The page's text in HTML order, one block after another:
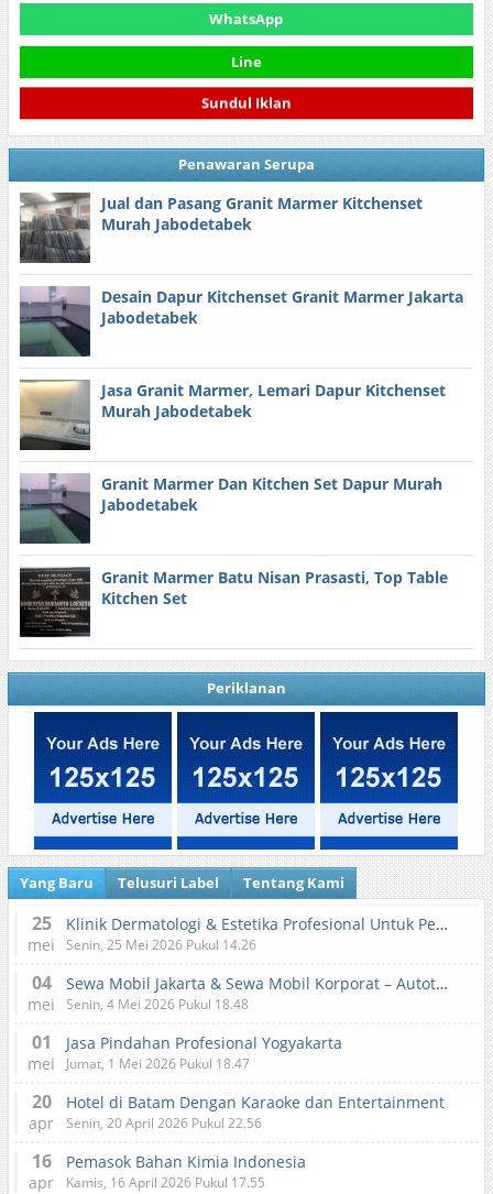
WhatsApp
Line
Sundul Iklan
Penawaran Serupa
Jual dan Pasang Granit Marmer Kitchenset
Murah Jabodetabek
Desain Dapur Kitchenset Granit Marmer Jakarta
Jabodetabek
Jasa Granit Marmer, Lemari Dapur Kitchenset
Murah Jabodetabek
Granit Marmer Dan Kitchen Set Dapur Murah
Jabodetabek
Granit Marmer Batu Nisan Prasasti, Top Table
Kitchen Set
Periklanan
Yang Baru Telusuri Label Tentang Kami
25
mei
Klinik Dermatologi & Estetika Profesional Untuk Perawatan Kulit dan Kecantikan
Senin, 25 Mei 2026 Pukul 14.26
04
mei
Sewa Mobil Jakarta & Sewa Mobil Korporat – Autotranz Indonesia
Senin, 4 Mei 2026 Pukul 18.48
01
mei
Jasa Pindahan Profesional Yogyakarta
Jumat, 1 Mei 2026 Pukul 18.47
20
apr
Hotel di Batam Dengan Karaoke dan Entertainment
Senin, 20 April 2026 Pukul 22.56
16
apr
Pemasok Bahan Kimia Indonesia
Kamis, 16 April 2026 Pukul 17.55